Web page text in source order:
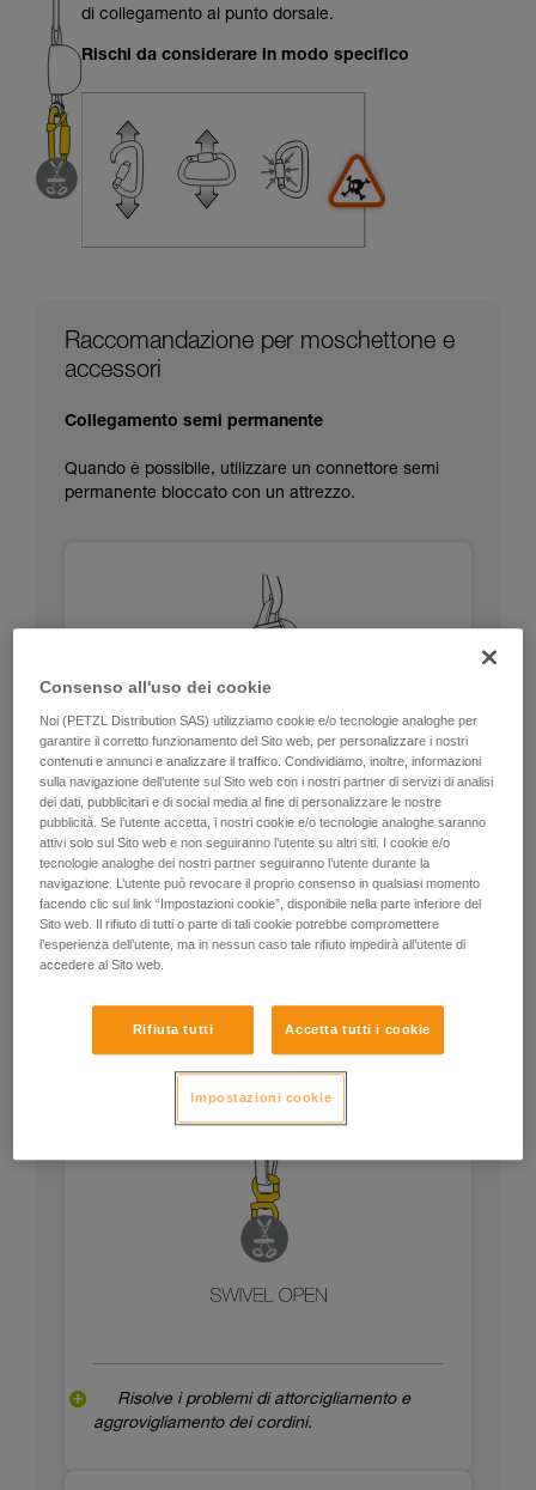
Forniamo esempi di tecniche relative alla vostra
attività. Ne possono esistere altre che non
vengono qui descritte.
di collegamento al punto dorsale.
Rischi da considerare in modo specifico
Raccomandazione per moschettone e
accessori
Collegamento semi permanente
Quando è possibile, utilizzare un connettore semi
permanente bloccato con un attrezzo.
Circolare, resistenza equivalente su tutti gli
assi (salvo sul bordo piegato).
Nessun punto debole come la ghiera di
Risolve i problemi di attorcigliamento e
aggrovigliamento dei cordini.
Consenso all'uso dei cookie
Noi (PETZL Distribution SAS) utilizziamo cookie e/o tecnologie analoghe per
garantire il corretto funzionamento del Sito web, per personalizzare i nostri
contenuti e annunci e analizzare il traffico. Condividiamo, inoltre, informazioni
sulla navigazione dell’utente sul Sito web con i nostri partner di servizi di analisi
dei dati, pubblicitari e di social media al fine di personalizzare le nostre
pubblicità. Se l’utente accetta, i nostri cookie e/o tecnologie analoghe saranno
attivi solo sul Sito web e non seguiranno l’utente su altri siti. I cookie e/o
tecnologie analoghe dei nostri partner seguiranno l’utente durante la
navigazione. L’utente può revocare il proprio consenso in qualsiasi momento
facendo clic sul link “Impostazioni cookie”, disponibile nella parte inferiore del
Sito web. Il rifiuto di tutti o parte di tali cookie potrebbe compromettere
l’esperienza dell’utente, ma in nessun caso tale rifiuto impedirà all’utente di
accedere al Sito web.
Rifiuta tutti Accetta tutti i cookie
Impostazioni cookie